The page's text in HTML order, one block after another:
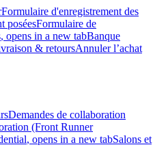
Formulaire d'enregistrement des
poséesFormulaire de
, opens in a new tabBanque
& retoursAnnuler l’achat
Demandes de collaboration
(Front Runner
, opens in a new tabSalons et